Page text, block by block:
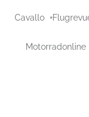
Cavallo
Motorradonline